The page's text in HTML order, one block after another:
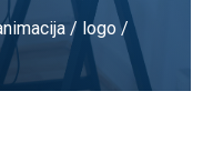
/ logo /